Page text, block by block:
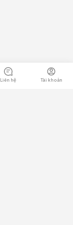
Liên hệ Tài khoản